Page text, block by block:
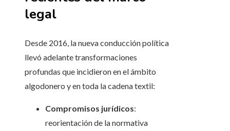
legal
Desde 2016, la nueva conducción política
llevó adelante transformaciones
profundas que incidieron en el ámbito
algodonero y en toda la cadena textil:
Compromisos jurídicos:
reorientación de la normativa